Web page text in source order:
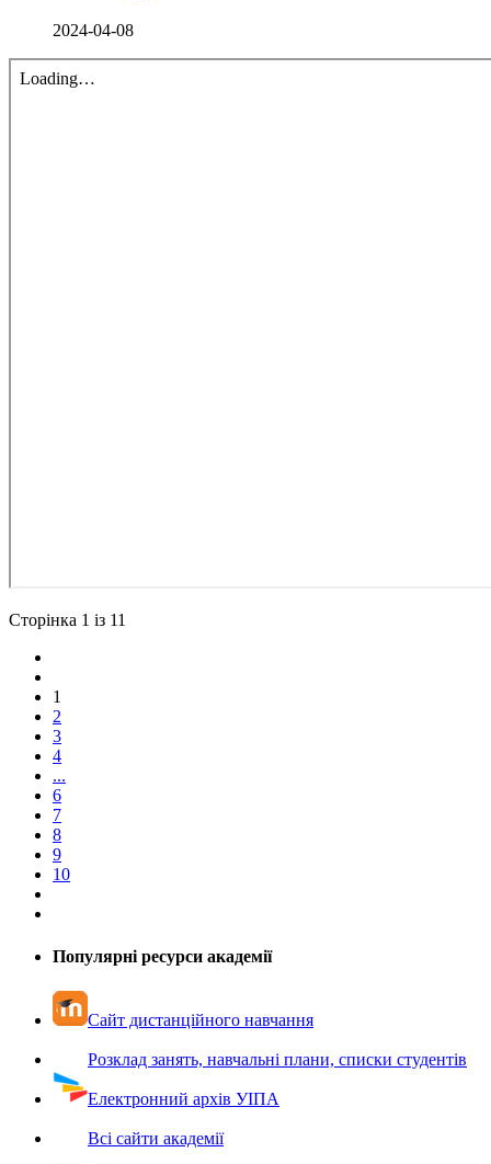
2024-04-08
Сторінка 1 із 11
1
2
3
4
...
6
7
8
9
10
Популярні ресурси академії
Сайт дистанційного навчання
Розклад занять, навчальні плани, списки студентів
Електронний архів УІПА
Всі сайти академії